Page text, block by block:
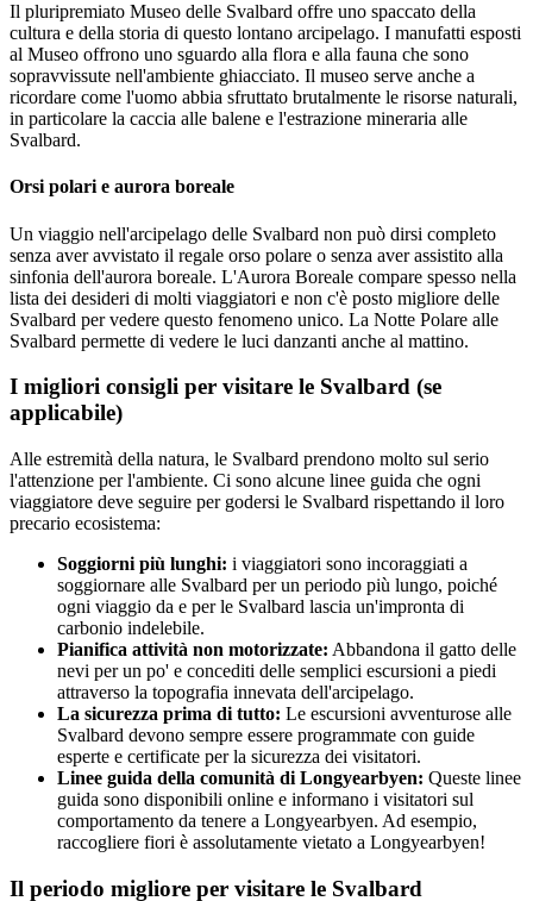
Il pluripremiato Museo delle Svalbard offre uno spaccato della
cultura e della storia di questo lontano arcipelago. I manufatti esposti
al Museo offrono uno sguardo alla flora e alla fauna che sono
sopravvissute nell'ambiente ghiacciato. Il museo serve anche a
ricordare come l'uomo abbia sfruttato brutalmente le risorse naturali,
in particolare la caccia alle balene e l'estrazione mineraria alle
Svalbard.
Orsi polari e aurora boreale
Un viaggio nell'arcipelago delle Svalbard non può dirsi completo
senza aver avvistato il regale orso polare o senza aver assistito alla
sinfonia dell'aurora boreale. L'Aurora Boreale compare spesso nella
lista dei desideri di molti viaggiatori e non c'è posto migliore delle
Svalbard per vedere questo fenomeno unico. La Notte Polare alle
Svalbard permette di vedere le luci danzanti anche al mattino.
I migliori consigli per visitare le Svalbard (se
applicabile)
Alle estremità della natura, le Svalbard prendono molto sul serio
l'attenzione per l'ambiente. Ci sono alcune linee guida che ogni
viaggiatore deve seguire per godersi le Svalbard rispettando il loro
precario ecosistema:
Soggiorni più lunghi: i viaggiatori sono incoraggiati a
soggiornare alle Svalbard per un periodo più lungo, poiché
ogni viaggio da e per le Svalbard lascia un'impronta di
carbonio indelebile.
Pianifica attività non motorizzate: Abbandona il gatto delle
nevi per un po' e concediti delle semplici escursioni a piedi
attraverso la topografia innevata dell'arcipelago.
La sicurezza prima di tutto: Le escursioni avventurose alle
Svalbard devono sempre essere programmate con guide
esperte e certificate per la sicurezza dei visitatori.
Linee guida della comunità di Longyearbyen: Queste linee
guida sono disponibili online e informano i visitatori sul
comportamento da tenere a Longyearbyen. Ad esempio,
raccogliere fiori è assolutamente vietato a Longyearbyen!
Il periodo migliore per visitare le Svalbard